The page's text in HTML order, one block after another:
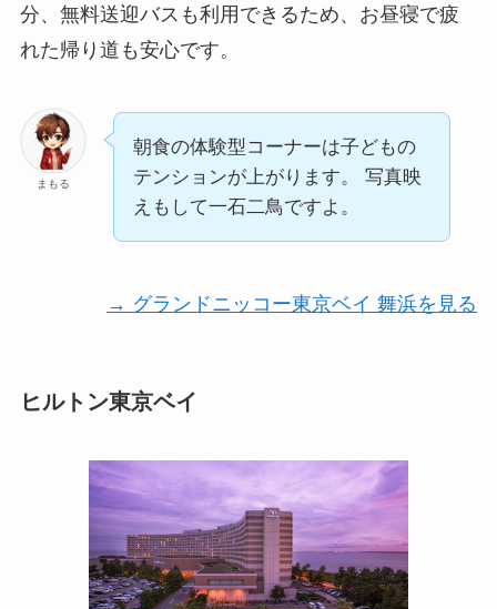
分、無料送迎バスも利用できるため、お昼寝で疲
れた帰り道も安心です。
まもる
朝食の体験型コーナーは子どもの
テンションが上がります。 写真映
えもして一石二鳥ですよ。
→ グランドニッコー東京ベイ 舞浜を見る
ヒルトン東京ベイ